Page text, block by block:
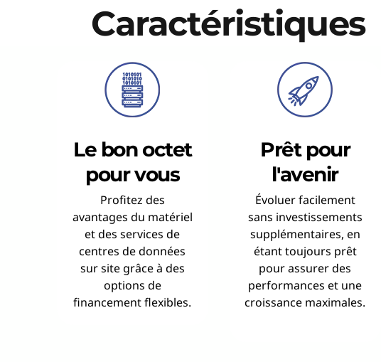
Caractéristiques
Le bon octet
pour vous
Profitez des
avantages du matériel
et des services de
centres de données
sur site grâce à des
options de
financement flexibles.
Prêt pour
l'avenir
Évoluer facilement
sans investissements
supplémentaires, en
étant toujours prêt
pour assurer des
performances et une
croissance maximales.